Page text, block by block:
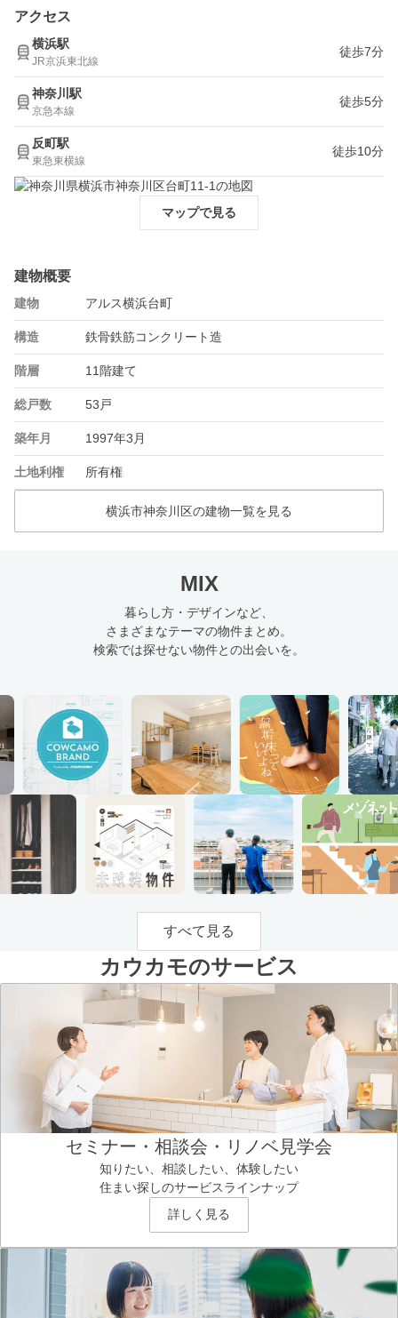
アクセス
横浜駅
JR京浜東北線
徒歩7分
神奈川駅
京急本線
徒歩5分
反町駅
東急東横線
徒歩10分
マップで見る
建物概要
建物 アルス横浜台町
構造 鉄骨鉄筋コンクリート造
階層 11階建て
総戸数 53戸
築年月 1997年3月
土地利権 所有権
横浜市神奈川区の建物一覧を見る
MIX
暮らし方・デザインなど、
さまざまなテーマの物件まとめ。
検索では探せない物件との出会いを。
すべて見る
カウカモのサービス
セミナー・相談会・リノベ見学会
知りたい、相談したい、体験したい
住まい探しのサービスラインナップ
詳しく見る